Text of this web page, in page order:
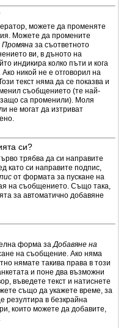
можете да променяте
Можете да промените
Промяна за съответното
ви, в дъното на
индикира колко пъти и кога
никой не е отговорил на
текст няма да се показва и
съобщението (те най-
са променили). Моля
не могат да изтриват
си?
трябва да си направите
като си направите подпис,
от формата за пускане на
на съобщението. Също така,
за автоматично добавяне
форма заДобавяне на
на съобщение. Ако няма
нямате такива права в този
и поне два възможни
въведете текст и натиснете
също да укажете време, за
резултира в безкрайна
които можете да добавите,